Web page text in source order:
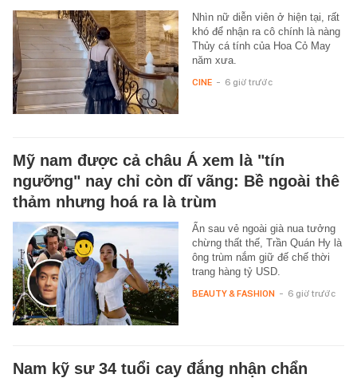
Nhìn nữ diễn viên ở hiện tại, rất
khó để nhận ra cô chính là nàng
Thủy cá tính của Hoa Cỏ May
năm xưa.
CINE - 6 giờ trước
Mỹ nam được cả châu Á xem là "tín
ngưỡng" nay chỉ còn dĩ vãng: Bề ngoài thê
thảm nhưng hoá ra là trùm
Ẩn sau vẻ ngoài già nua tưởng
chừng thất thế, Trần Quán Hy là
ông trùm nắm giữ đế chế thời
trang hàng tỷ USD.
BEAUTY & FASHION - 6 giờ trước
Nam kỹ sư 34 tuổi cay đắng nhận chẩn